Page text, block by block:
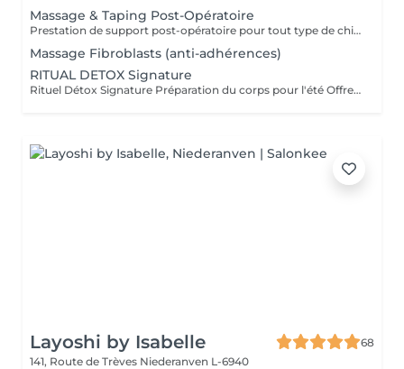
Massage & Taping Post-Opératoire
Prestation de support post-opératoire pour tout type de chirurgie plastique. La prestation inclut le drainage lymphatique spécifique au post-opératoire immédiatement après la chirurgie, ainsi que l'application de bandes de taping si/quand nécessaire.
Massage Fibroblasts (anti-adhérences)
RITUAL DETOX Signature
Rituel Détox Signature Préparation du corps pour l'été Offrez à votre corps un moment de pure revitalisation grâce à ce rituel associant gommage exfoliant, argile purifiante et massage détoxifiant. Ce soin favorise l'élimination des impuretés, stimule le drainage et procure une agréable sensation de légèreté. La peau est douce, lumineuse et le corps parfaitement préparé pour la saison estivale. Les bienfaits : Exfolie et revitalise la peau Purifie et reminéralise les tissus Favorise le drainage et la circulation Procure une sensation de légèreté et de bien-être Prépare la peau et le corps à la saison estivale Un rituel complet alliant efficacité, relaxation et élégance pour révéler toute la beauté de votre corps.
Layoshi by Isabelle
68
141, Route de Trèves Niederanven L-6940